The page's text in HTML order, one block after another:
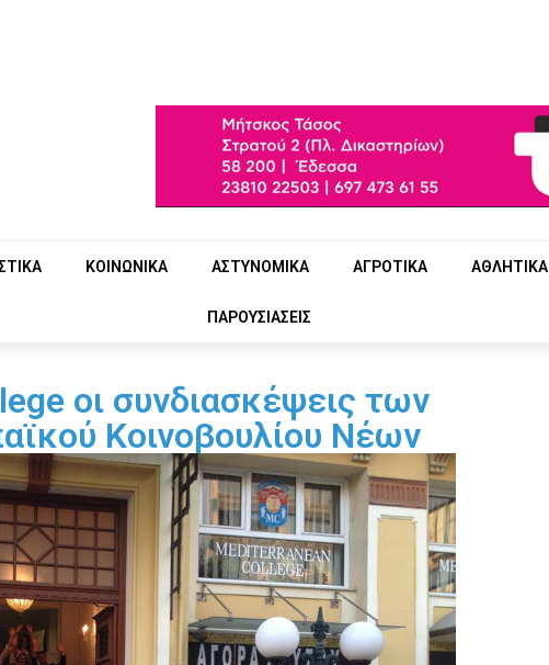
ΚΟΙΝΩΝΙΚΑ ΑΣΤΥΝΟΜΙΚΑ ΑΓΡΟΤΙΚΑ ΑΘΛΗΤΙΚΑ
ΠΑΡΟΥΣΙΑΣΕΙΣ
οι συνδιασκέψεις των
Κοινοβουλίου Νέων